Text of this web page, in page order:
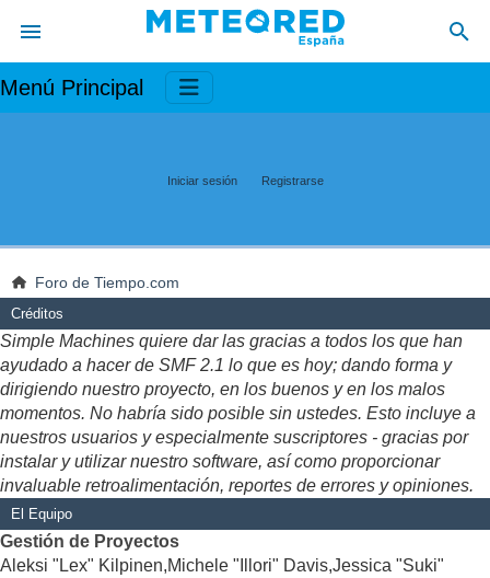
Menú Principal
Iniciar sesión Registrarse
Foro de Tiempo.com
Créditos
Simple Machines quiere dar las gracias a todos los que han
ayudado a hacer de SMF 2.1 lo que es hoy; dando forma y
dirigiendo nuestro proyecto, en los buenos y en los malos
momentos. No habría sido posible sin ustedes. Esto incluye a
nuestros usuarios y especialmente suscriptores - gracias por
instalar y utilizar nuestro software, así como proporcionar
invaluable retroalimentación, reportes de errores y opiniones.
El Equipo
Gestión de Proyectos
Aleksi "Lex" Kilpinen,Michele "Illori" Davis,Jessica "Suki"